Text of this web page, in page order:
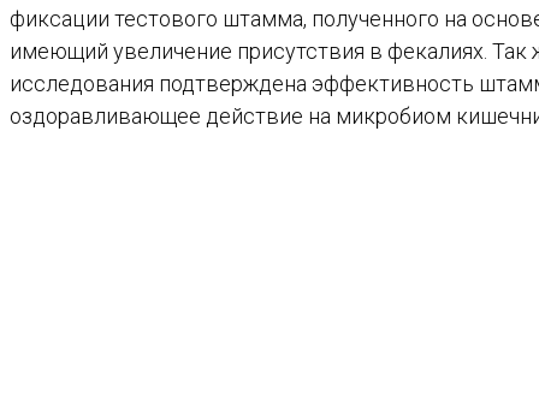
фиксации тестового штамма, полученного на
имеющий увеличение присутствия в фекалиях. Так
исследования подтверждена эффективность
оздоравливающее действие на микробиом